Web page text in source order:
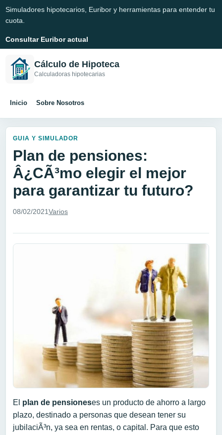
Simuladores hipotecarios, Euribor y herramientas para entender tu
cuota.
Consultar Euribor actual
Cálculo de Hipoteca
Calculadoras hipotecarias
Inicio Sobre Nosotros
GUIA Y SIMULADOR
Plan de pensiones:
Â¿CÃ³mo elegir el mejor
para garantizar tu futuro?
08/02/2021Varios
El plan de pensioneses un producto de ahorro a largo
plazo, destinado a personas que desean tener su
jubilaciÃ³n, ya sea en rentas, o capital. Para que esto